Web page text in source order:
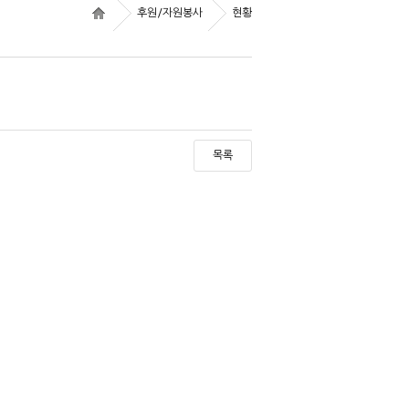
후원/자원봉사 현황
목록